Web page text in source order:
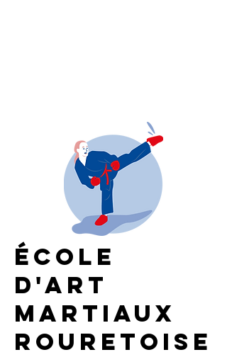
école
d'art
martiaux
rouretoise